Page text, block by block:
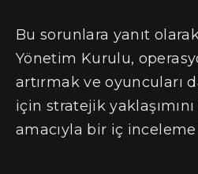
Bu sorunlara yanıt
Yönetim Kurulu,
artırmak ve oyuncuları
için stratejik
amacıyla bir iç inceleme